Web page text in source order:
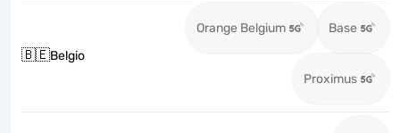
🇧🇪Belgio
Orange Belgium Base
Proximus